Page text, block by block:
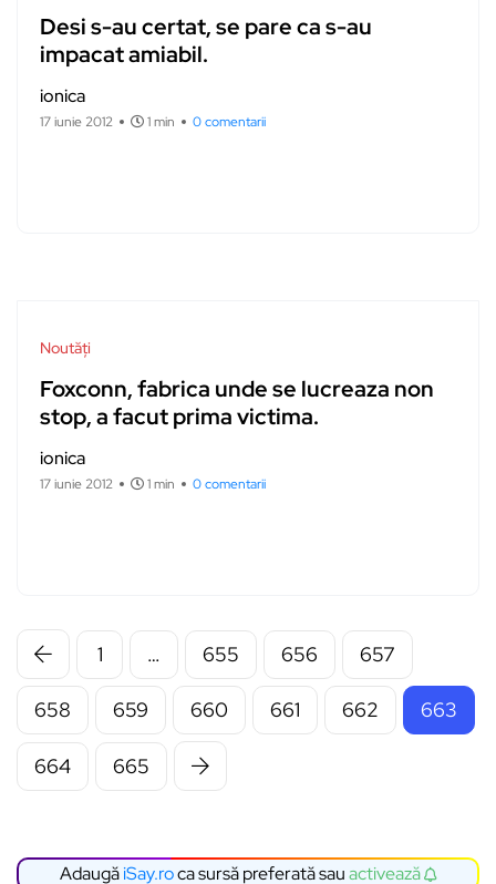
Desi s-au certat, se pare ca s-au
impacat amiabil.
ionica
17 iunie 2012 1 min 0 comentarii
Noutăți
Foxconn, fabrica unde se lucreaza non
stop, a facut prima victima.
ionica
17 iunie 2012 1 min 0 comentarii
1 … 655 656 657
658 659 660 661 662 663
664 665
AdaugăiSay.roca sursă preferată sauactivează